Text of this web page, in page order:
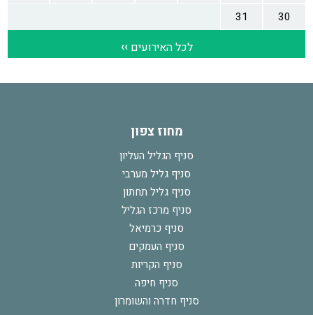
מחוז צפון
סניף הגליל העליון
סניף גליל מערבי
סניף גליל תחתון
סניף מרכז הגליל
סניף כרמיאל
סניף העמקים
סניף הקריות
סניף חיפה
סניף חדרה והשומרון